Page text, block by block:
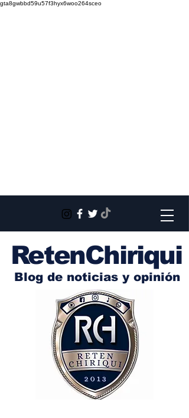
gta8gwbbd59u57f3hyx6woo264sceo
RetenChiriqui
Blog de noticias y opinión